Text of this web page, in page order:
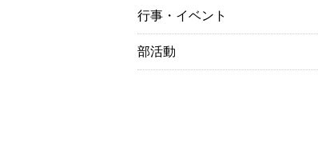
行事・イベント
部活動